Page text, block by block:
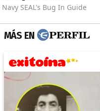
MÁS EN